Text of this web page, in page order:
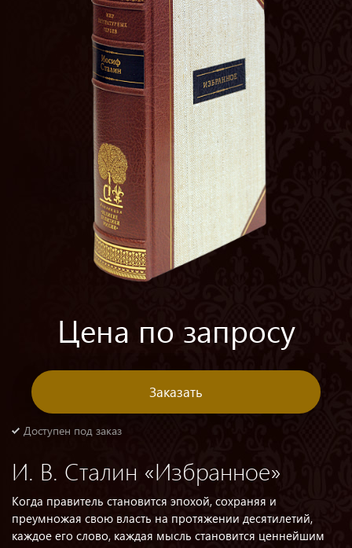
Доступен под заказ
И. В. Сталин «Избранное»
Когда правитель становится эпохой, сохраняя и
преумножая свою власть на протяжении десятилетий,
каждое его слово, каждая мысль становится ценнейшим
Цена по запросу
Заказать